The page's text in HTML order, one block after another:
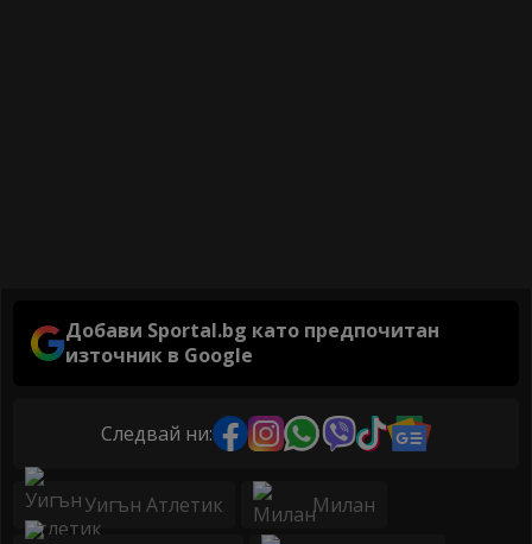
Добави Sportal.bg като предпочитан
източник в Google
Следвай ни:
Уигън Атлетик Милан